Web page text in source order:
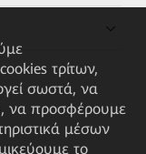
τρίτων,
σωστά, να
να προσφέρουμε
μέσων
το